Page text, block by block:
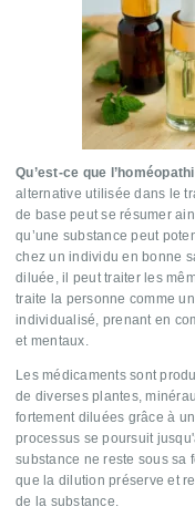
Qu’est-ce que
alternative utilisée dans le
de base peut se résumer
qu’une substance peut
chez un individu en bonne
diluée, il peut traiter les
traite la personne comme
individualisé, prenant en
et mentaux.
Les médicaments sont
de diverses plantes,
fortement diluées grâce à
processus se poursuit
substance ne reste sous sa
que la dilution préserve et
de la substance.